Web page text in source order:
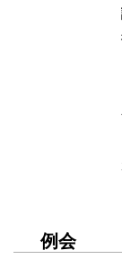
例会